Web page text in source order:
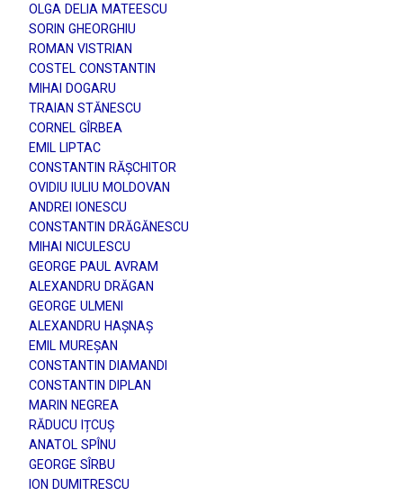
OLGA DELIA MATEESCU
SORIN GHEORGHIU
ROMAN VISTRIAN
COSTEL CONSTANTIN
MIHAI DOGARU
TRAIAN STĂNESCU
CORNEL GÎRBEA
EMIL LIPTAC
CONSTANTIN RĂȘCHITOR
OVIDIU IULIU MOLDOVAN
ANDREI IONESCU
CONSTANTIN DRĂGĂNESCU
MIHAI NICULESCU
GEORGE PAUL AVRAM
ALEXANDRU DRĂGAN
GEORGE ULMENI
ALEXANDRU HAȘNAȘ
EMIL MUREȘAN
CONSTANTIN DIAMANDI
CONSTANTIN DIPLAN
MARIN NEGREA
RĂDUCU IȚCUȘ
ANATOL SPÎNU
GEORGE SÎRBU
ION DUMITRESCU